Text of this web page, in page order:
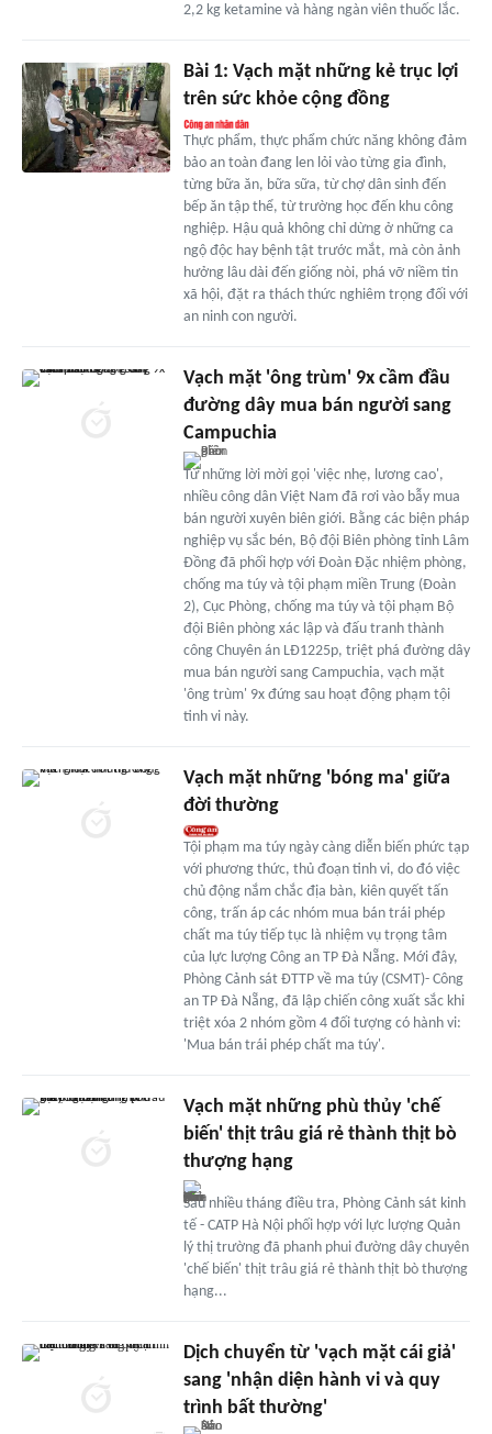
2,2 kg ketamine và hàng ngàn viên thuốc lắc.
Bài 1: Vạch mặt những kẻ trục lợi
trên sức khỏe cộng đồng
Thực phẩm, thực phẩm chức năng không đảm
bảo an toàn đang len lỏi vào từng gia đình,
từng bữa ăn, bữa sữa, từ chợ dân sinh đến
bếp ăn tập thể, từ trường học đến khu công
nghiệp. Hậu quả không chỉ dừng ở những ca
ngộ độc hay bệnh tật trước mắt, mà còn ảnh
hưởng lâu dài đến giống nòi, phá vỡ niềm tin
xã hội, đặt ra thách thức nghiêm trọng đối với
an ninh con người.
Vạch mặt 'ông trùm' 9x cầm đầu
đường dây mua bán người sang
Campuchia
Từ những lời mời gọi 'việc nhẹ, lương cao',
nhiều công dân Việt Nam đã rơi vào bẫy mua
bán người xuyên biên giới. Bằng các biện pháp
nghiệp vụ sắc bén, Bộ đội Biên phòng tỉnh Lâm
Đồng đã phối hợp với Đoàn Đặc nhiệm phòng,
chống ma túy và tội phạm miền Trung (Đoàn
2), Cục Phòng, chống ma túy và tội phạm Bộ
đội Biên phòng xác lập và đấu tranh thành
công Chuyên án LĐ1225p, triệt phá đường dây
mua bán người sang Campuchia, vạch mặt
'ông trùm' 9x đứng sau hoạt động phạm tội
tinh vi này.
Vạch mặt những 'bóng ma' giữa
đời thường
Tội phạm ma túy ngày càng diễn biến phức tạp
với phương thức, thủ đoạn tinh vi, do đó việc
chủ động nắm chắc địa bàn, kiên quyết tấn
công, trấn áp các nhóm mua bán trái phép
chất ma túy tiếp tục là nhiệm vụ trọng tâm
của lực lượng Công an TP Đà Nẵng. Mới đây,
Phòng Cảnh sát ĐTTP về ma túy (CSMT)- Công
an TP Đà Nẵng, đã lập chiến công xuất sắc khi
triệt xóa 2 nhóm gồm 4 đối tượng có hành vi:
'Mua bán trái phép chất ma túy'.
Vạch mặt những phù thủy 'chế
biến' thịt trâu giá rẻ thành thịt bò
thượng hạng
Sau nhiều tháng điều tra, Phòng Cảnh sát kinh
tế - CATP Hà Nội phối hợp với lực lượng Quản
lý thị trường đã phanh phui đường dây chuyên
'chế biến' thịt trâu giá rẻ thành thịt bò thượng
hạng...
Dịch chuyển từ 'vạch mặt cái giả'
sang 'nhận diện hành vi và quy
trình bất thường'